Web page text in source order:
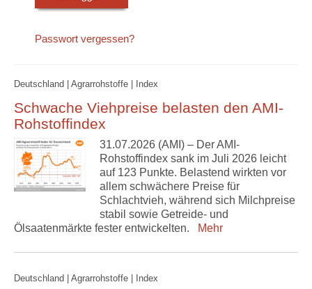
Passwort vergessen?
Deutschland | Agrarrohstoffe | Index
Schwache Viehpreise belasten den AMI-
Rohstoffindex
31.07.2026 (AMI) – Der AMI-
Rohstoffindex sank im Juli 2026 leicht
auf 123 Punkte. Belastend wirkten vor
allem schwächere Preise für
Schlachtvieh, während sich Milchpreise
stabil sowie Getreide- und
Ölsaatenmärkte fester entwickelten.
Mehr
Deutschland | Agrarrohstoffe | Index